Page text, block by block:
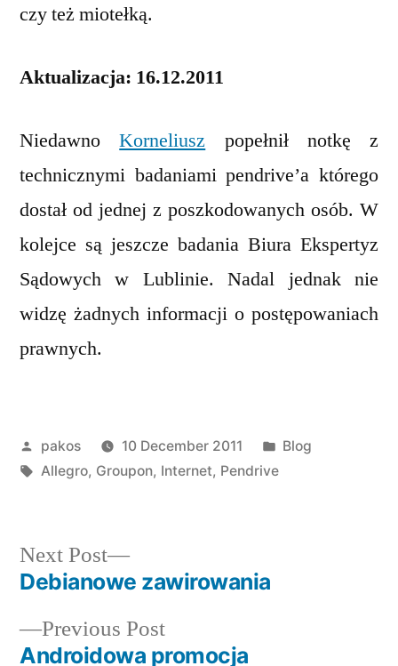
czy też miotełką.
Aktualizacja: 16.12.2011
NiedawnoKorneliusz popełnił notkę z
technicznymi badaniami pendrive’a którego
dostał od jednej z poszkodowanych osób. W
kolejce są jeszcze badania Biura Ekspertyz
Sądowych w Lublinie. Nadal jednak nie
widzę żadnych informacji o postępowaniach
prawnych.
Posted
by
pakos 10 December 2011
Posted
Blog
Tags:
Allegro, Groupon, Internet, Pendrive
Post
navigation
Previous PostPrevious
post:
Androidowa promocja
Next Post
Next
post:
Debianowe zawirowania